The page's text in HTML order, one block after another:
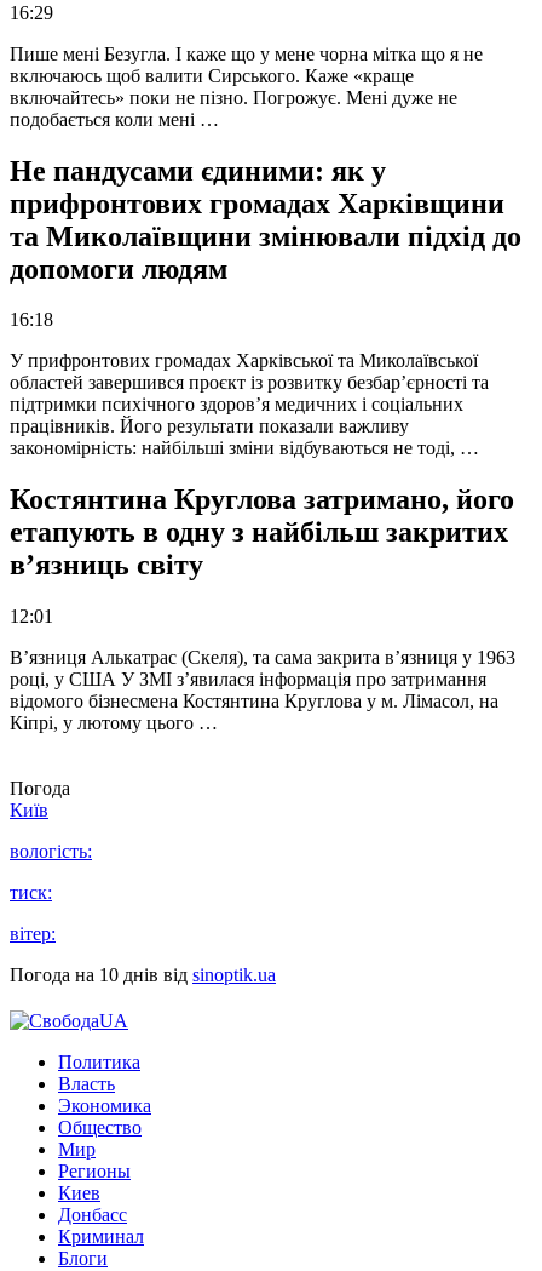
16:29
Пише мені Безугла. І каже що у мене чорна мітка що я не
включаюсь щоб валити Сирського. Каже «краще
включайтесь» поки не пізно. Погрожує. Мені дуже не
подобається коли мені …
Не пандусами єдиними: як у
прифронтових громадах Харківщини
та Миколаївщини змінювали підхід до
допомоги людям
16:18
У прифронтових громадах Харківської та Миколаївської
областей завершився проєкт із розвитку безбар’єрності та
підтримки психічного здоров’я медичних і соціальних
працівників. Його результати показали важливу
закономірність: найбільші зміни відбуваються не тоді, …
Костянтина Круглова затримано, його
етапують в одну з найбільш закритих
в’язниць світу
12:01
В’язниця Алькатрас (Скеля), та сама закрита в’язниця у 1963
році, у США У ЗМІ з’явилася інформація про затримання
відомого бізнесмена Костянтина Круглова у м. Лімасол, на
Кіпрі, у лютому цього …
Погода
Київ
вологість:
тиск:
вітер:
Погода на 10 днів від sinoptik.ua
Политика
Власть
Экономика
Общество
Мир
Регионы
Киев
Донбасс
Криминал
Блоги